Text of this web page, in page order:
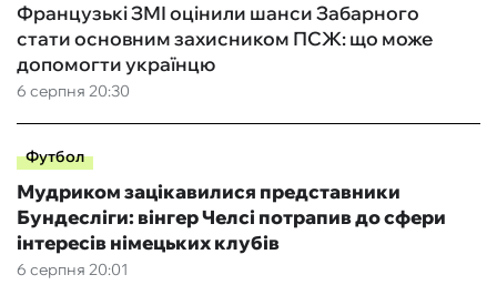
6 серпня 20:30
Французькі ЗМІ оцінили шанси Забарного
стати основним захисником ПСЖ: що може
допомогти українцю
Футбол
6 серпня 20:01
Мудриком зацікавилися представники
Бундесліги: вінгер Челсі потрапив до сфери
інтересів німецьких клубів